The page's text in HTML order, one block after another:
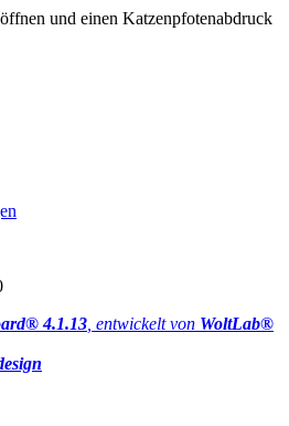
und einen Katzenpfotenabdruck
4.1.13 , entwickelt von WoltLab®